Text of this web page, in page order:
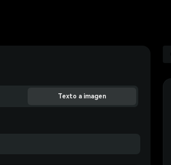
Texto a imagen